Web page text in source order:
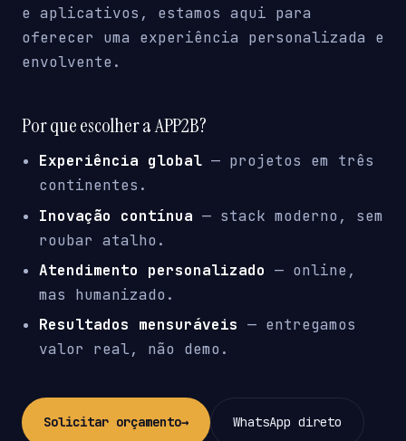
e aplicativos, estamos aqui para
oferecer uma experiência personalizada e
envolvente.
Por que escolher a APP2B?
Experiência global — projetos em três
continentes.
Inovação contínua — stack moderno, sem
roubar atalho.
Atendimento personalizado — online,
mas humanizado.
Resultados mensuráveis — entregamos
valor real, não demo.
Solicitar orçamento→ WhatsApp direto